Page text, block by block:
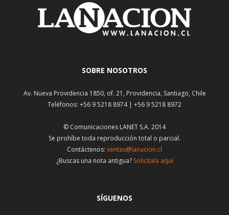
SOBRE NOSOTROS
Av. Nueva Providencia 1850, of. 21, Providencia, Santiago, Chile
Teléfonos: +56 9 5218 8974 | +56 9 5218 8972
© Comunicaciones LANET S.A. 2014
Se prohíbe toda reproducción total o parcial.
Contáctenos: ventas@lanacion.cl
¿Buscas una nota antigua? Solicítala aquí
SÍGUENOS